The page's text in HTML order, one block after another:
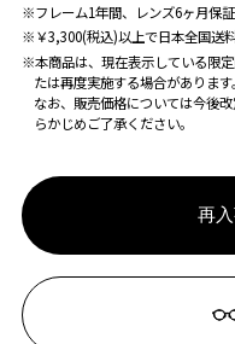
※フレーム1年間、レンズ6ヶ月保証
※￥3,300(税込)以上で日本全国送
※本商品は、現在表示している限
たは再度実施する場合があります。
なお、販売価格については今後
らかじめご了承ください。
再